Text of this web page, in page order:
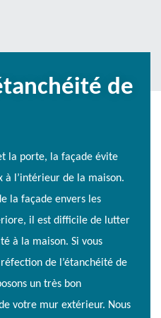
de
la porte, la façade évite
à l’intérieur de la maison.
la façade envers les
il est difficile de lutter
à la maison. Si vous
de l’étanchéité de
un très bon
votre mur extérieur. Nous